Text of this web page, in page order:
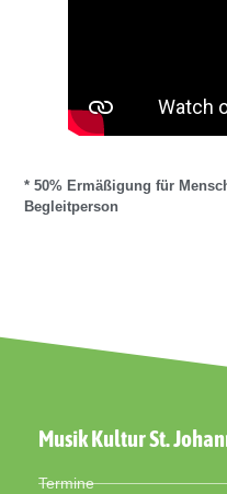
* 50% Ermäßigung für
Begleitperson
Musik Kultur St.
Termine